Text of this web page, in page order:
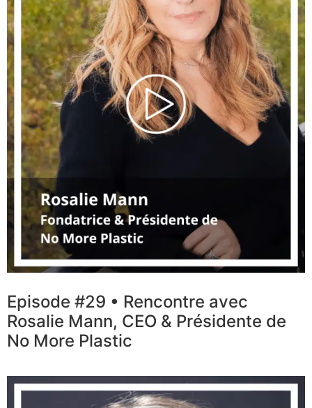
Episode #29 • Rencontre avec
Rosalie Mann, CEO & Présidente de
No More Plastic